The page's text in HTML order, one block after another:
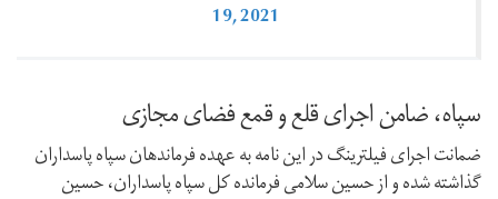
19, 2021
سپاه، ضامن اجرای قلع و قمع فضای مجازی
ضمانت اجرای فیلترینگ در این نامه به عهده فرماندهان سپاه پاسداران
گذاشته شده و از حسین سلامی فرمانده کل سپاه پاسداران، حسین